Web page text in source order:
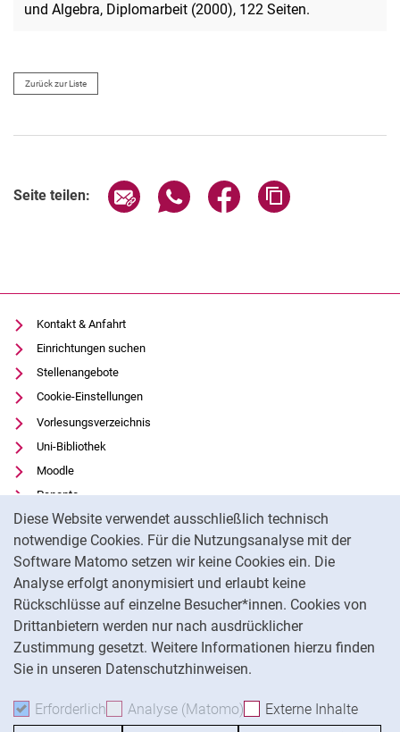
Diese Website verwendet ausschließlich technisch
notwendige Cookies. Für die Nutzungsanalyse mit der
Software Matomo setzen wir keine Cookies ein. Die
Analyse erfolgt anonymisiert und erlaubt keine
Rückschlüsse auf einzelne Besucher*innen. Cookies von
Drittanbietern werden nur nach ausdrücklicher
Zustimmung gesetzt. Weitere Informationen hierzu finden
Sie in unseren Datenschutzhinweisen.
Erforderlich Erforderliche Cookies akzeptieren
Analyse (Matomo) Analyse-Cookies
Externe Inhalte
und Algebra, Diplomarbeit (2000), 122 Seiten.
Zurück zur Liste
Seite teilen: Seite über E-Mail teilen
Seite über WhatsApp teilen
Seite über Facebook
Kontakt & Anfahrt
Einrichtungen suchen
Stellenangebote
Cookie-Einstellungen
Vorlesungsverzeichnis
Uni-Bibliothek
Moodle
Panopto
Datenschutz
Barrierefreiheit
Transparenter KI-Einsatz
Impressum